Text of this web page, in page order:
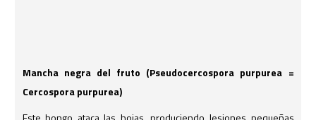
Mancha negra del fruto (Pseudocercospora purpurea =
Cercospora purpurea)